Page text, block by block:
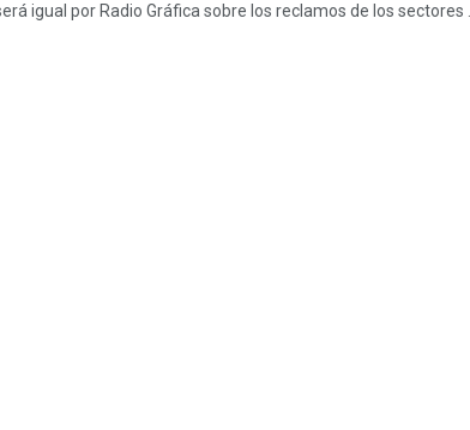
igual por Radio Gráfica sobre los reclamos de los sectores ...